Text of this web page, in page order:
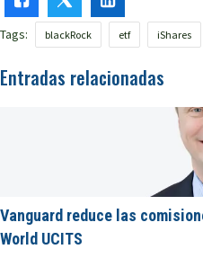
Tags: blackRock etf iShares
Entradas relacionadas
Vanguard reduce las
World UCITS